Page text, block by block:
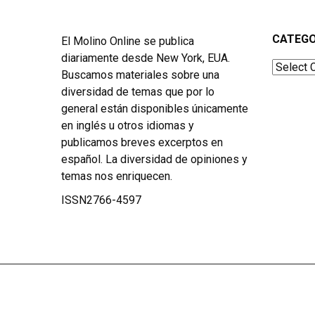
El Molino Online se publica
diariamente desde New York, EUA.
Buscamos materiales sobre una
diversidad de temas que por lo
general están disponibles únicamente
en inglés u otros idiomas y
publicamos breves excerptos en
español. La diversidad de opiniones y
temas nos enriquecen.
ISSN2766-4597